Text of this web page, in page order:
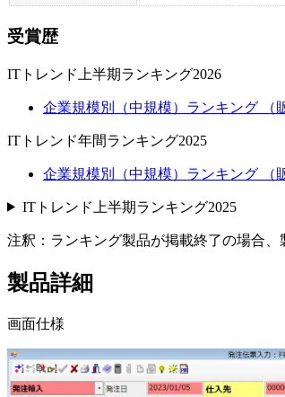
受賞歴
ITトレンド上半期ランキング2026
企業規模別（中規模）ランキング （
ITトレンド年間ランキング2025
企業規模別（中規模）ランキング （
ITトレンド上半期ランキング2025
注釈：ランキング製品が掲載終了の場合
製品詳細
画面仕様